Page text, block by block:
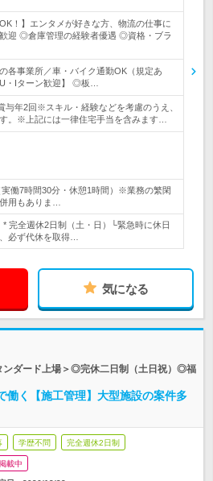
！】エンタメが好きな方、物流の仕事に
迎 ◎倉庫管理の経験者優遇 ◎資格・ブラ
各事業所／車・バイク通勤OK（規定あ
・Iターン歓迎】 ◎板…
与年2回※スキル・経験などを考慮のうえ、
。※上記には一律住宅手当を含みます…
働7時間30分・休憩1時間）※業務の繁閑
用もありま…
* 完全週休2日制（土・日）└緊急時に休日
必ず代休を取得…
気になる
ンダード上場＞◎完休二日制（土日祝）◎福
働く【施工管理】大型施設の案件多
学歴不問 完全週休2日制
載中